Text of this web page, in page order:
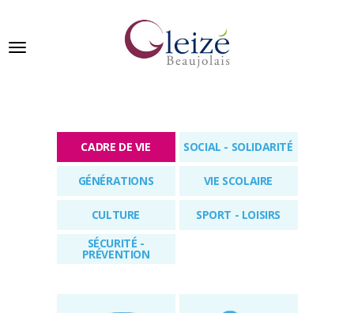
Ville de Gleizé en beaujolais
CADRE DE VIE SOCIAL - SOLIDARITÉ
GÉNÉRATIONS VIE SCOLAIRE
CULTURE
SPORT - LOISIRS
SÉCURITÉ -
PRÉVENTION